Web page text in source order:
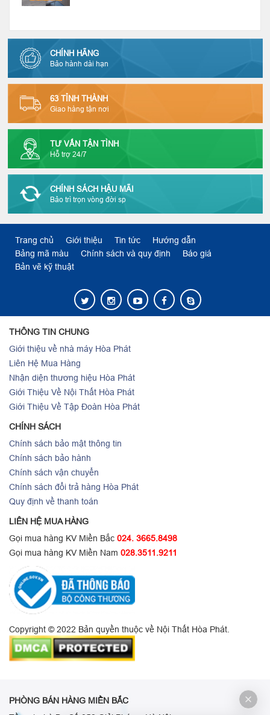
CHÍNH HÃNG
Bảo hành dài hạn
63 TỈNH THÀNH
Giao hàng tận nơi
TƯ VẤN TẬN TÌNH
Hỗ trợ 24/7
CHÍNH SÁCH HẬU MÃI
Bảo trì trọn vòng đời sp
Trang chủ Giới thiệu Tin tức
Hướng dẫn
Bảng mã màu
Chính sách và quy định
Báo giá
Bản vẽ kỹ thuật
THÔNG TIN CHUNG
Giới thiệu về nhà máy Hòa Phát
Liên Hệ Mua Hàng
Nhận diện thương hiệu Hòa Phát
Giới Thiệu Về Nội Thất Hòa Phát
Giới Thiệu Về Tập Đoàn Hòa Phát
CHÍNH SÁCH
Chính sách bảo mật thông tin
Chính sách bảo hành
Chính sách vận chuyển
Chính sách đổi trả hàng Hòa Phát
Quy định về thanh toán
LIÊN HỆ MUA HÀNG
Gọi mua hàng KV Miền Bắc 024. 3665.8498
Gọi mua hàng KV Miền Nam 028.3511.9211
Copyright © 2022 Bản quyền thuộc về Nội Thất Hòa Phát.
PHÒNG BÁN HÀNG MIỀN BẮC